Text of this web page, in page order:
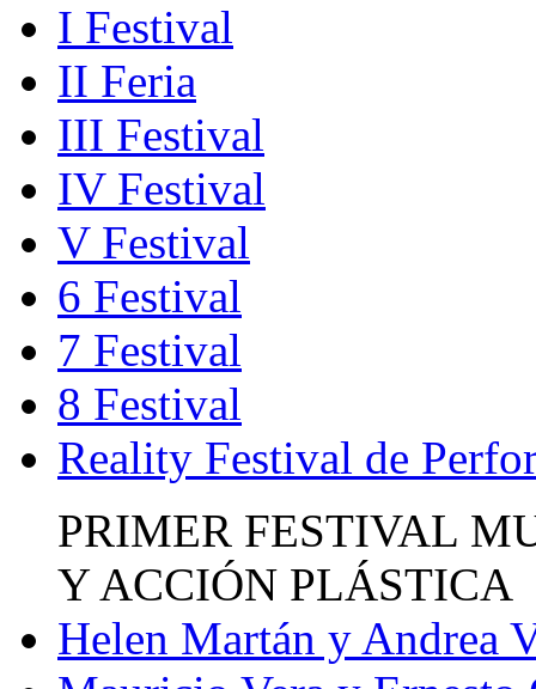
I Festival
II Feria
III Festival
IV Festival
V Festival
6 Festival
7 Festival
8 Festival
Reality Festival de
PRIMER FESTIVAL
Y ACCIÓN PLÁSTICA
Helen Martán y Andrea